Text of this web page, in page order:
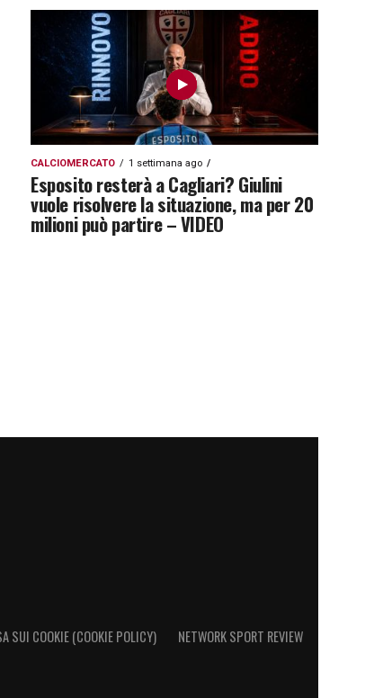
CALCIOMERCATO 1 settimana ago
Esposito resterà a Cagliari? Giulini
vuole risolvere la situazione, ma per 20
milioni può partire – VIDEO
SUI COOKIE (COOKIE POLICY) NETWORK SPORT REVIEW